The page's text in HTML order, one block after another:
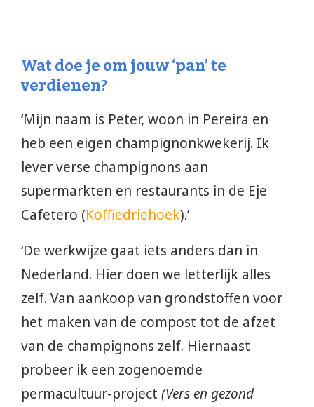
Wat doe je om jouw ‘pan’ te
verdienen?
‘Mijn naam is Peter, woon in Pereira en
heb een eigen champignonkwekerij. Ik
lever verse champignons aan
supermarkten en restaurants in de Eje
Cafetero (Koffiedriehoek).’
‘De werkwijze gaat iets anders dan in
Nederland. Hier doen we letterlijk alles
zelf. Van aankoop van grondstoffen voor
het maken van de compost tot de afzet
van de champignons zelf. Hiernaast
probeer ik een zogenoemde
permacultuur-project (Vers en gezond